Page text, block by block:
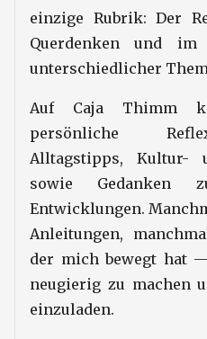
einzige Rubrik: Der
Querdenken und im
unterschiedlicher
Auf Caja Thimm
persönliche
Alltagstipps, Kultur-
sowie Gedanken
Entwicklungen.
Anleitungen,
der mich bewegt hat
neugierig zu machen
einzuladen.